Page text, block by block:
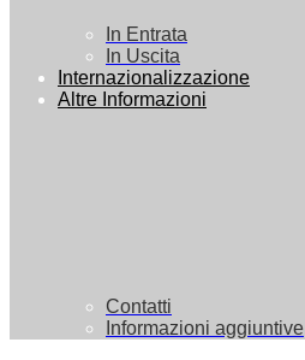
In Entrata
In Uscita
Internazionalizzazione
Altre Informazioni
Contatti
Informazioni aggiuntive